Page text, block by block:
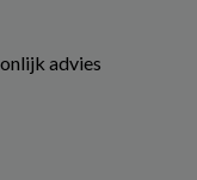
advies